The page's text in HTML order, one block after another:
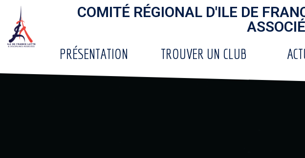
COMITÉ RÉGIONAL D'ILE DE
PRÉSENTATION TROUVER UN CLUB